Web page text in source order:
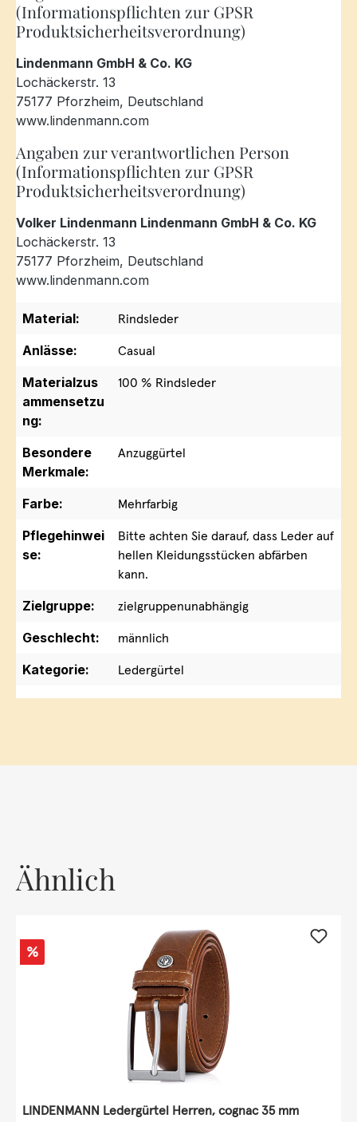
(Informationspflichten zur GPSR
Produktsicherheitsverordnung)
Lindenmann GmbH & Co. KG
Lochäckerstr. 13
75177 Pforzheim, Deutschland
www.lindenmann.com
Angaben zur verantwortlichen Person
(Informationspflichten zur GPSR
Produktsicherheitsverordnung)
Volker Lindenmann Lindenmann GmbH & Co. KG
Lochäckerstr. 13
75177 Pforzheim, Deutschland
www.lindenmann.com
Material:
Rindsleder
Anlässe:
Casual
Materialzus
ammensetzu
ng:
100 % Rindsleder
Besondere
Merkmale:
Anzuggürtel
Farbe:
Mehrfarbig
Pflegehinwei
se:
Bitte achten Sie darauf, dass Leder auf
hellen Kleidungsstücken abfärben
kann.
Zielgruppe:
zielgruppenunabhängig
Geschlecht:
männlich
Kategorie:
Ledergürtel
Ähnlich
Rabatt
%
LINDENMANN Ledergürtel Herren, cognac 35 mm